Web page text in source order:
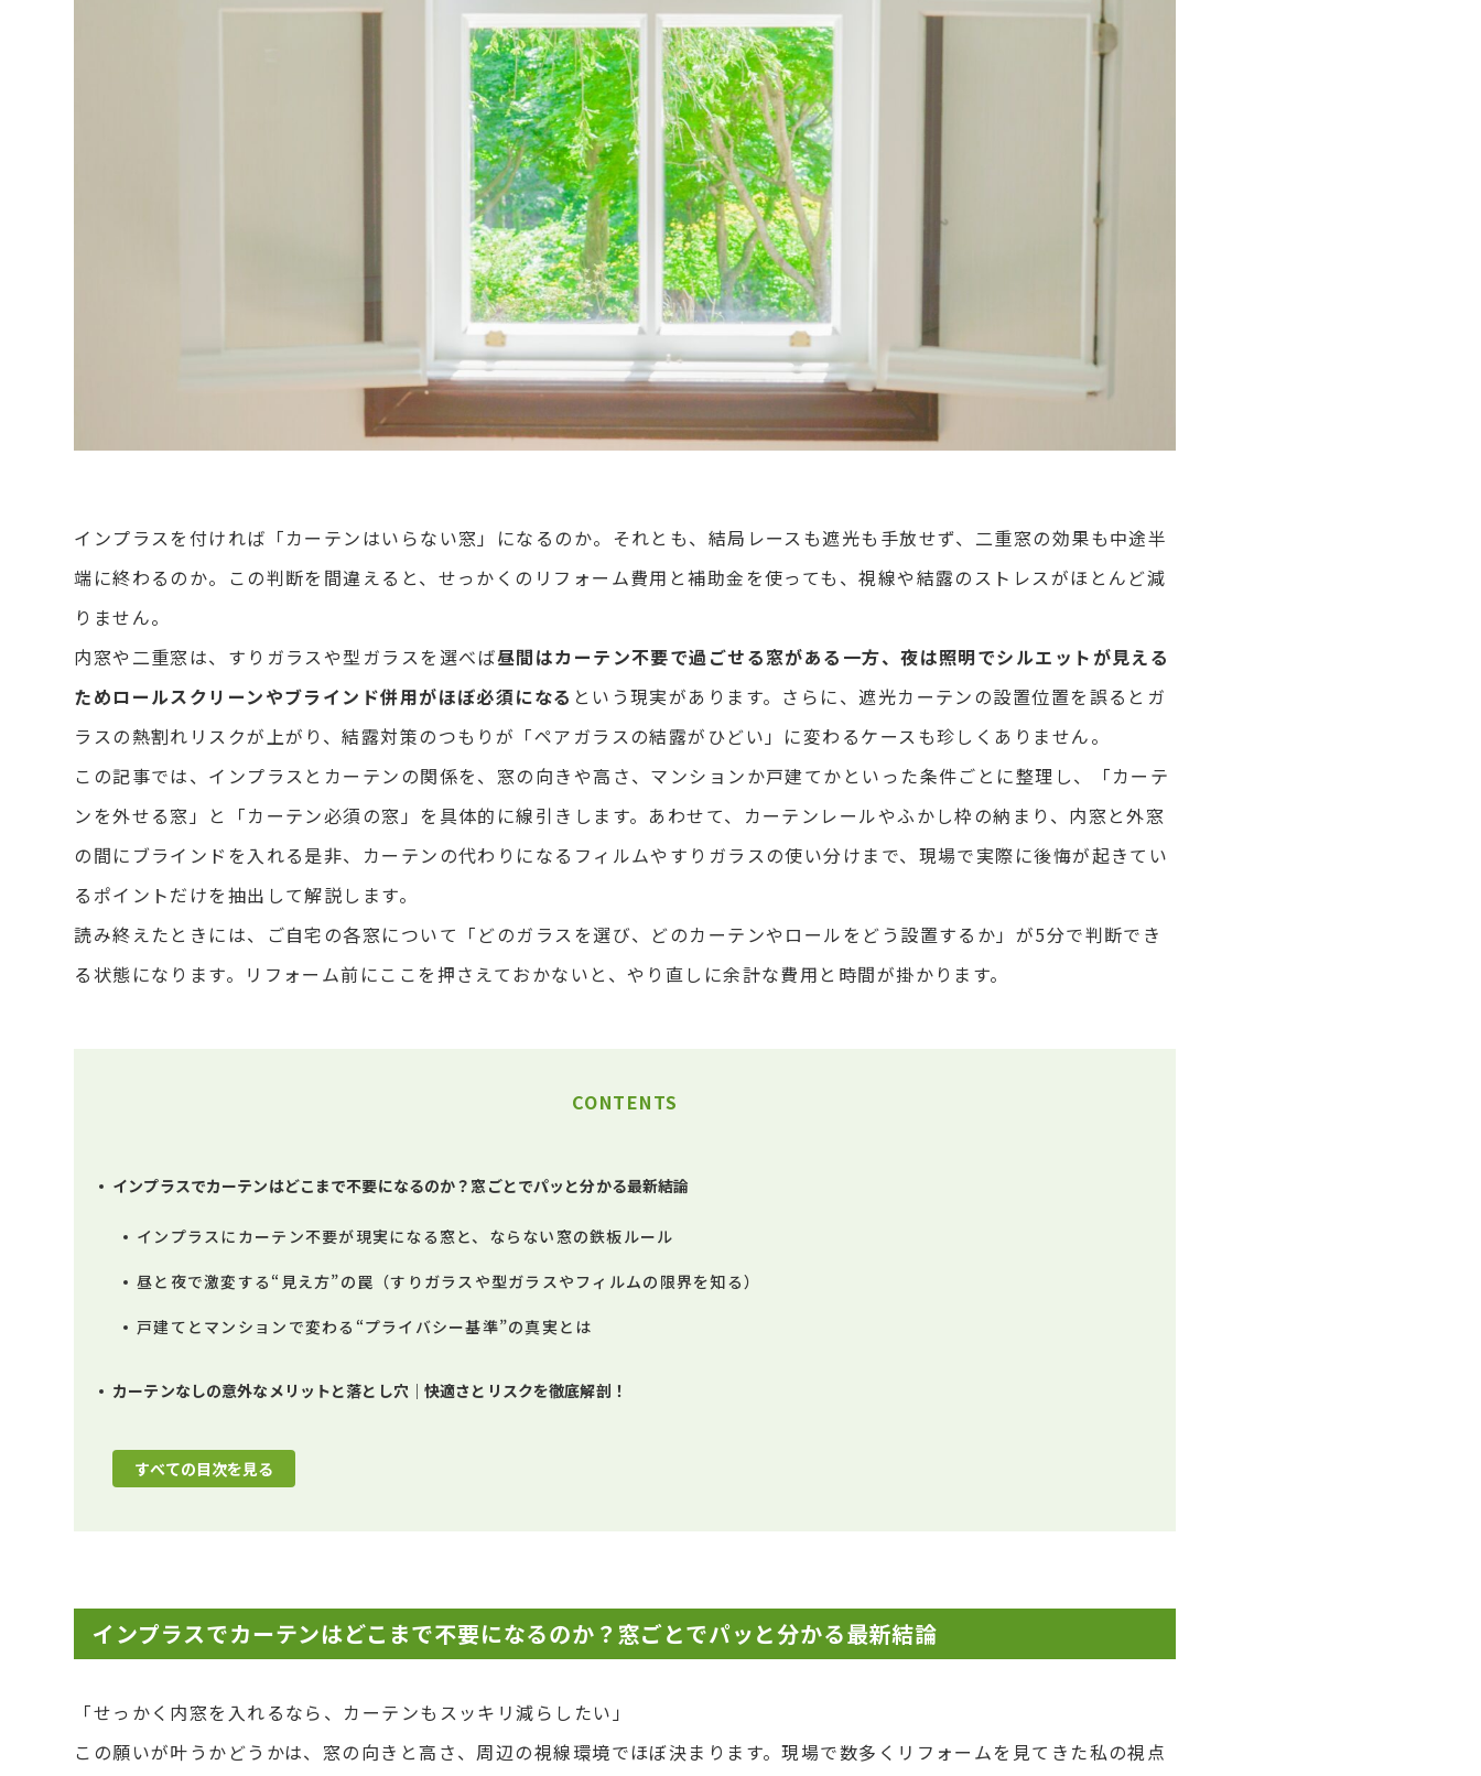
インプラスを付ければ「カーテンはいらない窓」になるのか。それとも、結局レースも遮光も手放せず、二重窓の効果も中途半
端に終わるのか。この判断を間違えると、せっかくのリフォーム費用と補助金を使っても、視線や結露のストレスがほとんど減
りません。
内窓や二重窓は、すりガラスや型ガラスを選べば昼間はカーテン不要で過ごせる窓がある一方、夜は照明でシルエットが見える
ためロールスクリーンやブラインド併用がほぼ必須になる という現実があります。さらに、遮光カーテンの設置位置を誤るとガ
ラスの熱割れリスクが上がり、結露対策のつもりが「ペアガラスの結露がひどい」に変わるケースも珍しくありません。
この記事では、インプラスとカーテンの関係を、窓の向きや高さ、マンションか戸建てかといった条件ごとに整理し、「カーテ
ンを外せる窓」と「カーテン必須の窓」を具体的に線引きします。あわせて、カーテンレールやふかし枠の納まり、内窓と外窓
の間にブラインドを入れる是非、カーテンの代わりになるフィルムやすりガラスの使い分けまで、現場で実際に後悔が起きてい
るポイントだけを抽出して解説します。
読み終えたときには、ご自宅の各窓について「どのガラスを選び、どのカーテンやロールをどう設置するか」が5分で判断でき
る状態になります。リフォーム前にここを押さえておかないと、やり直しに余計な費用と時間が掛かります。
CONTENTS
インプラスでカーテンはどこまで不要になるのか？窓ごとでパッと分かる最新結論
インプラスにカーテン不要が現実になる窓と、ならない窓の鉄板ルール
昼と夜で激変する“見え方”の罠（すりガラスや型ガラスやフィルムの限界を知る）
戸建てとマンションで変わる“プライバシー基準”の真実とは
カーテンなしの意外なメリットと落とし穴｜快適さとリスクを徹底解剖！
すべての目次を見る
インプラスでカーテンはどこまで不要になるのか？窓ごとでパッと分かる最新結論
「せっかく内窓を入れるなら、カーテンもスッキリ減らしたい」
この願いが叶うかどうかは、窓の向きと高さ、周辺の視線環境でほぼ決まります。現場で数多くリフォームを見てきた私の視点